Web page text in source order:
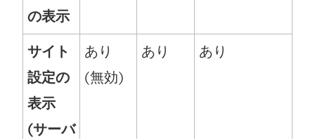
の表示
サイト
設定の
表示
(サーバ
あり
(無効)
あり あり